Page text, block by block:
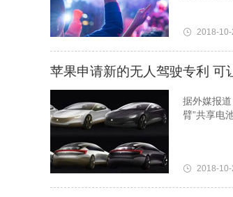
2018-10-
苹果申请新的无人驾驶专利 可
据外媒报
臂”共享电
2018-10-